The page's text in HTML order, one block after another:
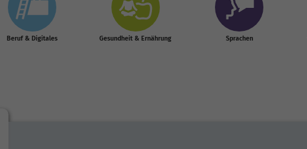
Beruf & Digitales Gesundheit & Ernährung Sprachen